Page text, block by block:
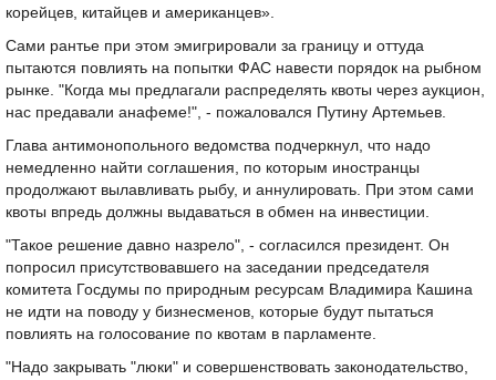
корейцев, китайцев и американцев».
Сами рантье при этом эмигрировали за границу и оттуда
пытаются повлиять на попытки ФАС навести порядок на рыбном
рынке. "Когда мы предлагали распределять квоты через аукцион,
нас предавали анафеме!", - пожаловался Путину Артемьев.
Глава антимонопольного ведомства подчеркнул, что надо
немедленно найти соглашения, по которым иностранцы
продолжают вылавливать рыбу, и аннулировать. При этом сами
квоты впредь должны выдаваться в обмен на инвестиции.
"Такое решение давно назрело", - согласился президент. Он
попросил присутствовавшего на заседании председателя
комитета Госдумы по природным ресурсам Владимира Кашина
не идти на поводу у бизнесменов, которые будут пытаться
повлиять на голосование по квотам в парламенте.
"Надо закрывать "люки" и совершенствовать законодательство,